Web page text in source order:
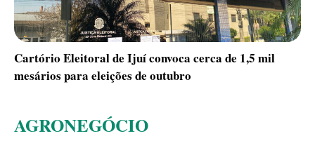
Cartório Eleitoral de Ijuí convoca cerca de 1,5 mil
mesários para eleições de outubro
AGRONEGÓCIO